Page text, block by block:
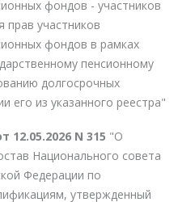
фондов - участников
прав участников
фондов в рамках
пенсионному
долгосрочных
его из указанного реестра"
12.05.2026 N 315 "О
Национального совета
Федерации по
утвержденный